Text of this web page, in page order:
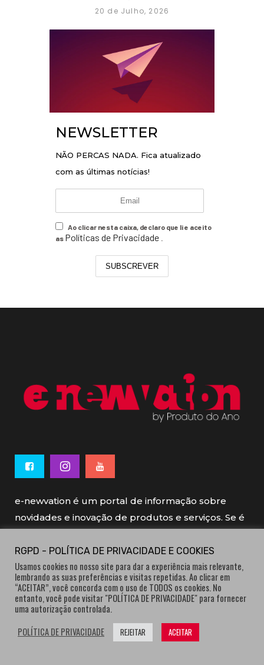
20 de Julho, 2026
NEWSLETTER
NÃO PERCAS NADA. Fica atualizado
com as últimas notícias!
Ao clicar nesta caixa, declaro que li e aceito
as Políticas de Privacidade
SUBSCREVER
e-newvation é um portal de informação sobre
novidades e inovação de produtos e serviços. Se é
e-newvation tem o patrocínio do “Produto do
Ano”, o prémio de inovação atribuído por
consumidores.
RGPD - POLÍTICA DE PRIVACIDADE E COOKIES
Usamos cookies no nosso site para dar a experiência mais relevante,
lembrando as suas preferências e visitas repetidas. Ao clicar em
“ACEITAR”, você concorda com o uso de TODOS os cookies. No
entanto, você pode visitar "POLÍTICA DE PRIVACIDADE" para fornecer
uma autorização controlada.
POLÍTICA DE PRIVACIDADE
REJEITAR ACEITAR